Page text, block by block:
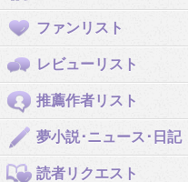
ファンリスト
レビューリスト
推薦作者リスト
夢小説･ニュース･日記
読者リクエスト